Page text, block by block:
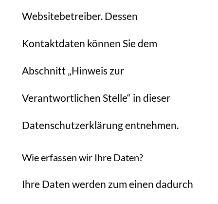
Websitebetreiber. Dessen
Kontaktdaten können Sie dem
Abschnitt „Hinweis zur
Verantwortlichen Stelle“ in dieser
Datenschutzerklärung entnehmen.
Wie erfassen wir Ihre Daten?
Ihre Daten werden zum einen dadurch